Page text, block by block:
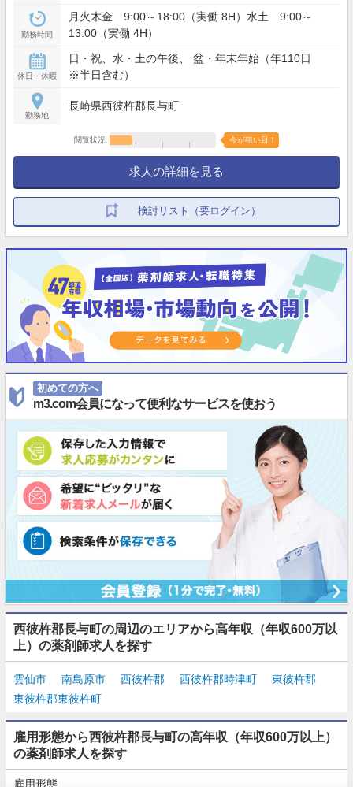
勤務時間
月火木金 9:00～18:00（実働 8H）水土 9:00～
13:00（実働 4H）
休日・休暇
日・祝、水・土の午後、 盆・年末年始（年110日
※半日含む）
勤務地
長崎県西彼杵郡長与町
閲覧状況 今が狙い目！
求人の詳細を見る
検討リスト（要ログイン）
初めての方へ
m3.com会員になって便利なサービスを使おう
西彼杵郡長与町の周辺のエリアから高年収（年収600万以
上）の薬剤師求人を探す
雲仙市 南島原市 西彼杵郡 西彼杵郡時津町
東彼杵郡
東彼杵郡東彼杵町
雇用形態から西彼杵郡長与町の高年収（年収600万以上）
の薬剤師求人を探す
雇用形態